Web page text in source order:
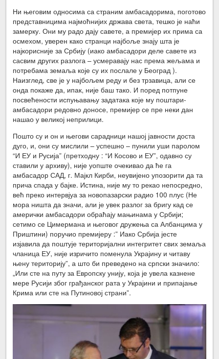
Ни његовим односима са страним амбасадорима, поготово
представницима најмоћнијих држава света, тешко је наћи
замерку. Они му радо дају савете, а премијер их прима са
осмехом, уверен како странци најбоље знају шта је
најкорисније за Србију (иако амбасадори деле савете из
сасвим других разлога – усмеравају нас према жељама и
потребама земаља које су их послале у Београд ).
Наизглед, све је у најбољем реду и без трзавица, али се
онда покаже да, ипак, није баш тако. И поред потпуне
посвећености испуњавању задатака које му поштари-
амбасадори редовно доносе, премијер се пре неки дан
нашао у великој неприлици.
Пошто су и он и његови сарадници нашој јавности доста
дуго, и, они су мислили – успешно – пунили уши паролом
“И ЕУ и Русија” (претходну : “И Косово и ЕУ”, одавно су
ставили у архиву), није уопште очекивао да ће га
амбасадор САД, г. Мајкл Кирби, неувијено упозорити да та
прича спада у бајке. Истина, није му то рекао непосредно,
већ преко интервјуа за новопазарски радио 100 плус (Не
мора ништа да значи, али је увек разлог за бригу кад се
амерички амбасадори обраћају мањинама у Србији;
сетимо се Цимермана и његовог дружења са Албанцима у
Приштини) поручио премијеру :” Иако Србија јесте
изјавила да поштује територијални интегритет свих земаља
чланица ЕУ, није изричито поменула Украјину и читаву
њену територију”, а што би преведено на српски значило:
„Или сте на путу за Европску унију, која је увела казнене
мере Русији због грађанског рата у Украјини и припајање
Крима или сте на Путиновој страни”.